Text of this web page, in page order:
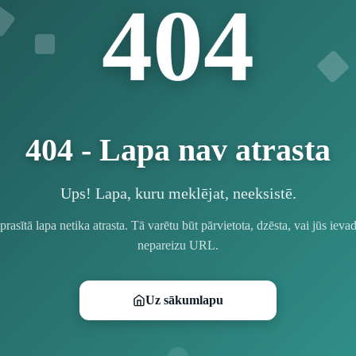
404
404 - Lapa nav atrasta
Ups! Lapa, kuru meklējat, neeksistē.
lapa netika atrasta. Tā varētu būt pārvietota, dzēsta, vai jūs
nepareizu URL.
Uz sākumlapu